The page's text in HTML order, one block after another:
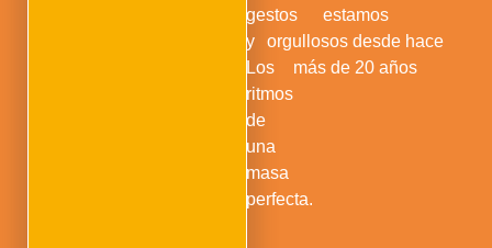
gestos
y
Los
ritmos
de
una
masa
perfecta.
estamos
orgullosos desde hace
más de 20 años